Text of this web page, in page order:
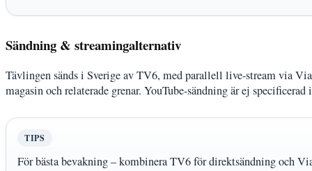
Sändning & streamingalternativ
Tävlingen sänds i Sverige av TV6, med parallell live-stream via
magasin och relaterade grenar. YouTube-sändning är ej
TIPS
För bästa bevakning – kombinera TV6 för direktsändning och